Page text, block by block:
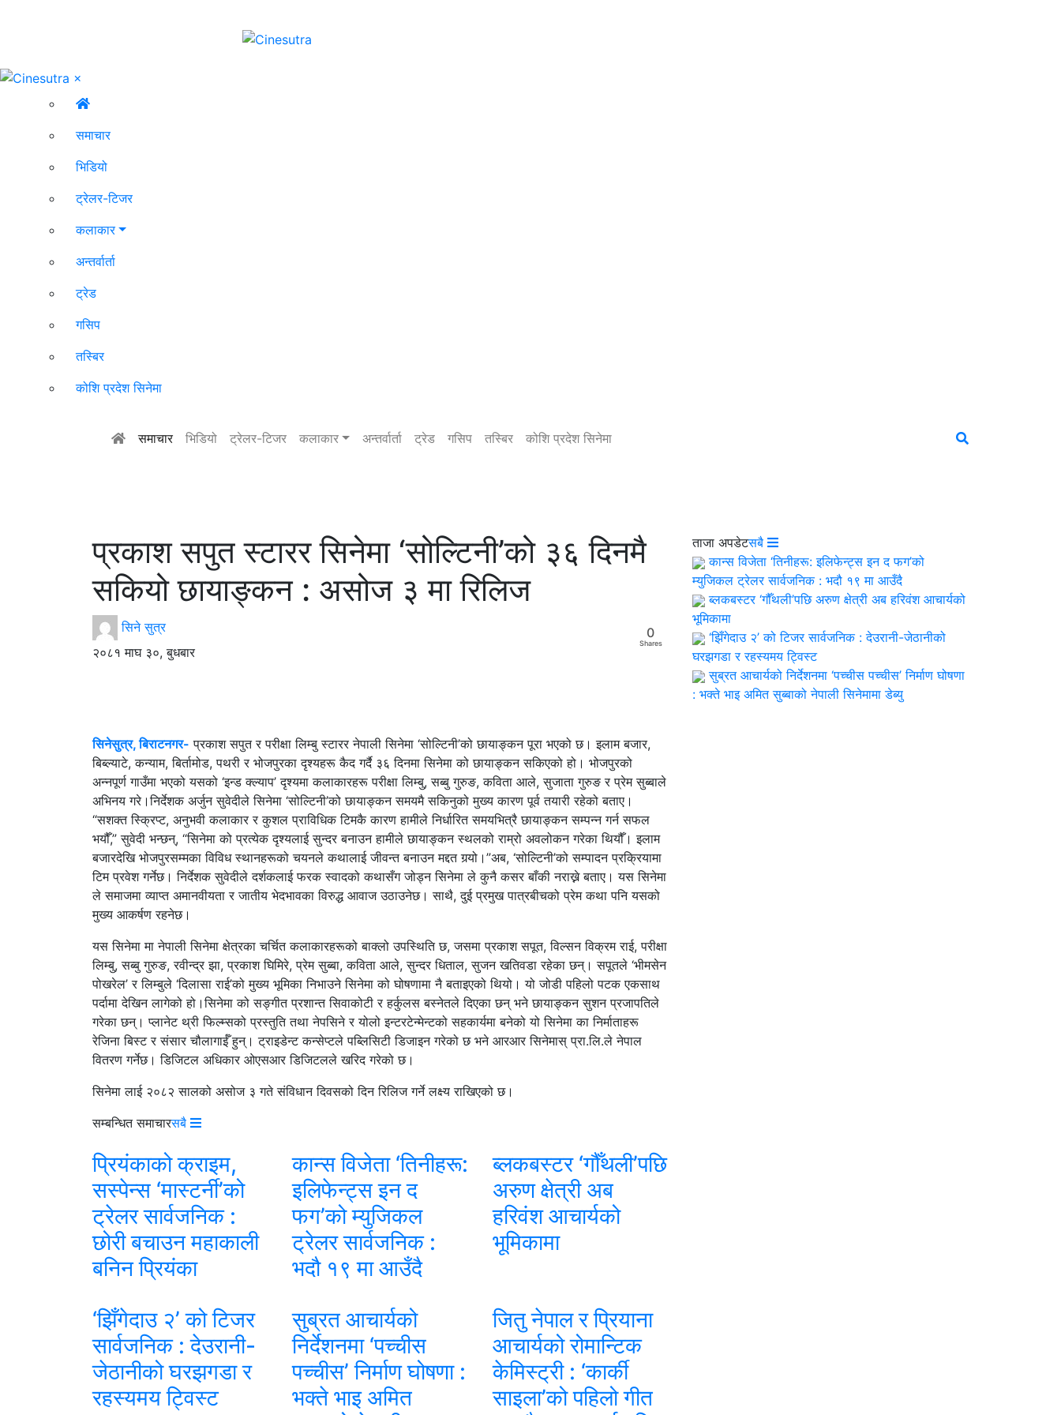
×
समाचार
भिडियो
ट्रेलर-टिजर
कलाकार
अन्तर्वार्ता
ट्रेड
गसिप
तस्बिर
कोशि प्रदेश सिनेमा
समाचार भिडियो ट्रेलर-टिजर कलाकार अन्तर्वार्ता ट्रेड गसिप तस्बिर कोशि प्रदेश सिनेमा
प्रकाश सपुत स्टारर सिनेमा ‘सोल्टिनी’को ३६ दिनमै
सकियो छायाङ्कन : असोज ३ मा रिलिज
सिने सुत्र
२०८१ माघ ३०, बुधबार
0
Shares
सिनेसुत्र, बिराटनगर- प्रकाश सपुत र परीक्षा लिम्बु स्टारर नेपाली सिनेमा ‘सोल्टिनी’को छायाङ्कन पूरा भएको छ। इलाम बजार,
बिब्ल्याटे, कन्याम, बिर्तामोड, पथरी र भोजपुरका दृश्यहरू कैद गर्दै ३६ दिनमा सिनेमा को छायाङ्कन सकिएको हो। भोजपुरको
अन्नपूर्ण गाउँमा भएको यसको ‘इन्ड क्ल्याप’ दृश्यमा कलाकारहरू परीक्षा लिम्बु, सब्बु गुरुङ, कविता आले, सुजाता गुरुङ र प्रेम सुब्बाले
अभिनय गरे।निर्देशक अर्जुन सुवेदीले सिनेमा ‘सोल्टिनी’को छायाङ्कन समयमै सकिनुको मुख्य कारण पूर्व तयारी रहेको बताए।
“सशक्त स्क्रिप्ट, अनुभवी कलाकार र कुशल प्राविधिक टिमकै कारण हामीले निर्धारित समयभित्रै छायाङ्कन सम्पन्न गर्न सफल
भयौँ,” सुवेदी भन्छन्, “सिनेमा को प्रत्येक दृश्यलाई सुन्दर बनाउन हामीले छायाङ्कन स्थलको राम्रो अवलोकन गरेका थियौँ। इलाम
बजारदेखि भोजपुरसम्मका विविध स्थानहरूको चयनले कथालाई जीवन्त बनाउन मद्दत गर्‍यो।”अब, ‘सोल्टिनी’को सम्पादन प्रक्रियामा
टिम प्रवेश गर्नेछ। निर्देशक सुवेदीले दर्शकलाई फरक स्वादको कथासँग जोड्न सिनेमा ले कुनै कसर बाँकी नराख्ने बताए। यस सिनेमा
ले समाजमा व्याप्त अमानवीयता र जातीय भेदभावका विरुद्ध आवाज उठाउनेछ। साथै, दुई प्रमुख पात्रबीचको प्रेम कथा पनि यसको
मुख्य आकर्षण रहनेछ।
यस सिनेमा मा नेपाली सिनेमा क्षेत्रका चर्चित कलाकारहरूको बाक्लो उपस्थिति छ, जसमा प्रकाश सपूत, विल्सन विक्रम राई, परीक्षा
लिम्बु, सब्बु गुरुङ, रवीन्द्र झा, प्रकाश घिमिरे, प्रेम सुब्बा, कविता आले, सुन्दर धिताल, सुजन खतिवडा रहेका छन्। सपूतले ‘भीमसेन
पोखरेल’ र लिम्बुले ‘दिलासा राई’को मुख्य भूमिका निभाउने सिनेमा को घोषणामा नै बताइएको थियो। यो जोडी पहिलो पटक एकसाथ
पर्दामा देखिन लागेको हो।सिनेमा को सङ्गीत प्रशान्त सिवाकोटी र हर्कुलस बस्नेतले दिएका छन् भने छायाङ्कन सुशन प्रजापतिले
गरेका छन्‌। प्लानेट थ्री फिल्म्सको प्रस्तुति तथा नेपसिने र योलो इन्टरटेन्मेन्टको सहकार्यमा बनेको यो सिनेमा का निर्माताहरू
रेजिना बिस्ट र संसार चौलागाईँ हुन्। ट्राइडेन्ट कन्सेप्टले पब्लिसिटी डिजाइन गरेको छ भने आरआर सिनेमास् प्रा.लि.ले नेपाल
वितरण गर्नेछ। डिजिटल अधिकार ओएसआर डिजिटलले खरिद गरेको छ।
सिनेमा लाई २०८२ सालको असोज ३ गते संविधान दिवसको दिन रिलिज गर्ने लक्ष्य राखिएको छ।
सम्बन्धित समाचारसबै
प्रियंकाको क्राइम,
सस्पेन्स ‘मास्टर्नी’को
ट्रेलर सार्वजनिक :
छोरी बचाउन महाकाली
बनिन प्रियंका
कान्स विजेता ‘तिनीहरू:
इलिफेन्ट्स इन द
फग’को म्युजिकल
ट्रेलर सार्वजनिक :
भदौ १९ मा आउँदै
ब्लकबस्टर ‘गौँथली’पछि
अरुण क्षेत्री अब
हरिवंश आचार्यको
भूमिकामा
‘झिँगेदाउ २’ को टिजर
सार्वजनिक : देउरानी-
जेठानीको घरझगडा र
रहस्यमय ट्विस्ट
सुब्रत आचार्यको
निर्देशनमा ‘पच्चीस
पच्चीस’ निर्माण घोषणा :
भक्ते भाइ अमित
जितु नेपाल र प्रियाना
आचार्यको रोमान्टिक
केमिस्ट्री : ‘कार्की
साइला’को पहिलो गीत
ताजा अपडेटसबै
कान्स विजेता ‘तिनीहरू: इलिफेन्ट्स इन द फग’को
म्युजिकल ट्रेलर सार्वजनिक : भदौ १९ मा आउँदै
ब्लकबस्टर ‘गौँथली’पछि अरुण क्षेत्री अब हरिवंश आचार्यको
भूमिकामा
‘झिँगेदाउ २’ को टिजर सार्वजनिक : देउरानी-जेठानीको
घरझगडा र रहस्यमय ट्विस्ट
सुब्रत आचार्यको निर्देशनमा ‘पच्चीस पच्चीस’ निर्माण घोषणा
: भक्ते भाइ अमित सुब्बाको नेपाली सिनेमामा डेब्यु